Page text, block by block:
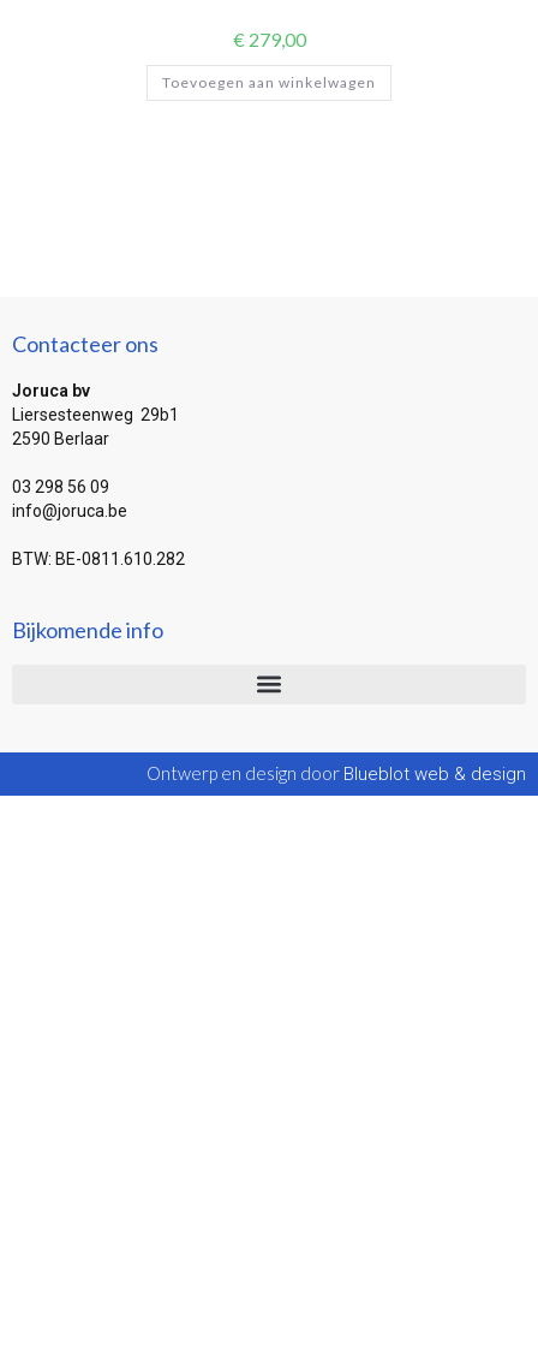
€279,00
Toevoegen aan winkelwagen
Contacteer ons
Joruca bv
Liersesteenweg 29b1
2590 Berlaar
03 298 56 09
info@joruca.be
BTW: BE-0811.610.282
Bijkomende info
Ontwerp en design door Blueblot web & design